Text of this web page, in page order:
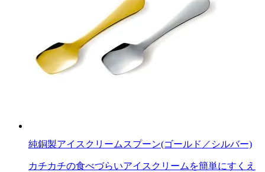
純銅製アイスクリームスプーン(ゴールド／シルバー)
カチカチの食べづらいアイスクリームを簡単にすくえ